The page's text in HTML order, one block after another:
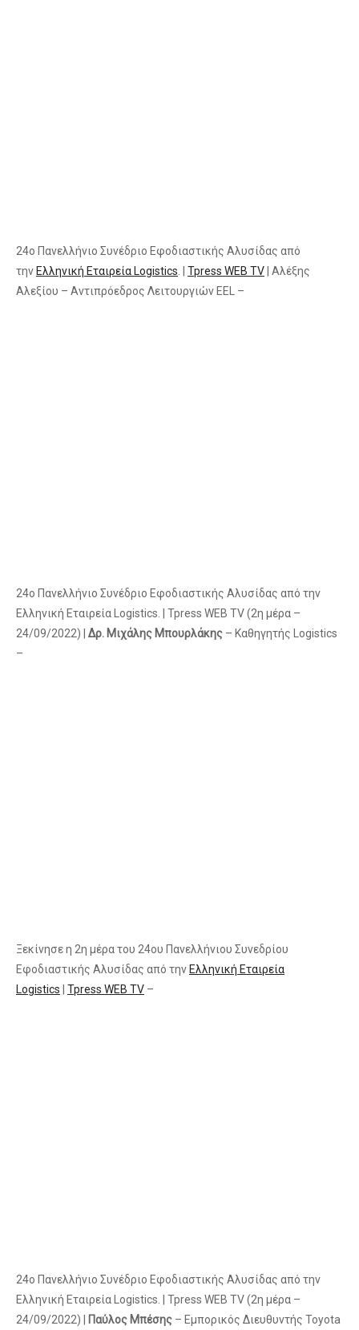
24ο Πανελλήνιο Συνέδριο Εφοδιαστικής Αλυσίδας από
την Ελληνική Εταιρεία Logistics Tpress WEB TV | Αλέξης
Αλεξίου – Αντιπρόεδρος Λειτουργιών EEL –
24ο Πανελλήνιο Συνέδριο Εφοδιαστικής Αλυσίδας από την
Ελληνική Εταιρεία Logistics. | Tpress WEB TV (2η μέρα –
24/09/2022) | Δρ. Μιχάλης Μπουρλάκης – Καθηγητής Logistics
–
Ξεκίνησε η 2η μέρα του 24ου Πανελλήνιου Συνεδρίου
Εφοδιαστικής Αλυσίδας από την Ελληνική Εταιρεία
Logistics
Tpress WEB TV –
24ο Πανελλήνιο Συνέδριο Εφοδιαστικής Αλυσίδας από την
Ελληνική Εταιρεία Logistics. | Tpress WEB TV (2η μέρα –
24/09/2022) |
Παύλος Μπέσης – Εμπορικός Διευθυντής Toyota